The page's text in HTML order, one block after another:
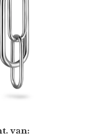
van: